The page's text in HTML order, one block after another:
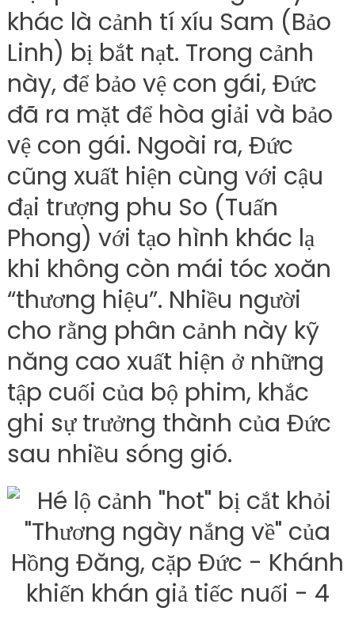
khác là cảnh tí xíu Sam (Bảo
Linh) bị bắt nạt. Trong cảnh
này, để bảo vệ con gái, Đức
đã ra mặt để hòa giải và bảo
vệ con gái. Ngoài ra, Đức
cũng xuất hiện cùng với cậu
đại trượng phu So (Tuấn
Phong) với tạo hình khác lạ
khi không còn mái tóc xoăn
“thương hiệu”. Nhiều người
cho rằng phân cảnh này kỹ
năng cao xuất hiện ở những
tập cuối của bộ phim, khắc
ghi sự trưởng thành của Đức
sau nhiều sóng gió.